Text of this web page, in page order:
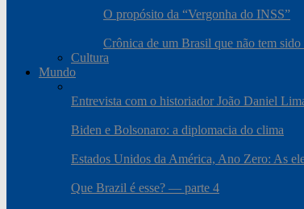
O propósito da “Vergonha do INSS”
Crônica de um Brasil que não tem
Cultura
Mundo
Entrevista com o historiador João Daniel
Biden e Bolsonaro: a diplomacia do clima
Estados Unidos da América, Ano Zero: As
Que Brazil é esse? — parte 4